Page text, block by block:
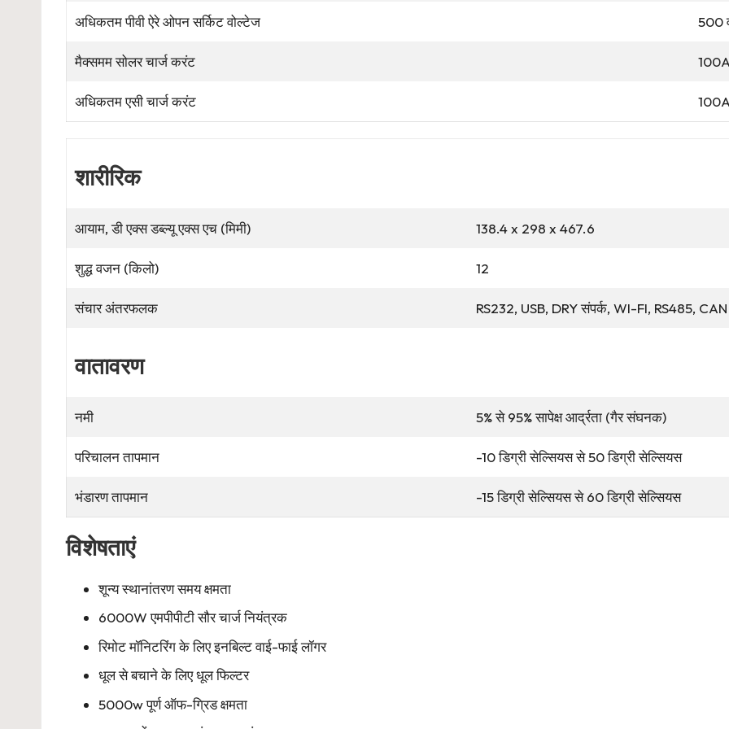
अधिकतम पीवी ऐरे ओपन सर्किट वोल्टेज 500
मैक्समम सोलर चार्ज करंट 100A
अधिकतम एसी चार्ज करंट 100A
शारीरिक
आयाम, डी एक्स डब्ल्यू एक्स एच (मिमी) 138.4 x 298 x 467.6
शुद्ध वजन (किलो) 12
संचार अंतरफलक RS232, USB, DRY संपर्क, WI-FI, RS485, CAN
वातावरण
नमी 5% से 95% सापेक्ष आर्द्रता (गैर संघनक)
परिचालन तापमान -10 डिग्री सेल्सियस से 50 डिग्री सेल्सियस
भंडारण तापमान -15 डिग्री सेल्सियस से 60 डिग्री सेल्सियस
विशेषताएं
शून्य स्थानांतरण समय क्षमता
6000W एमपीपीटी सौर चार्ज नियंत्रक
रिमोट मॉनिटरिंग के लिए इनबिल्ट वाई-फाई लॉगर
धूल से बचाने के लिए धूल फिल्टर
5000w पूर्ण ऑफ-ग्रिड क्षमता